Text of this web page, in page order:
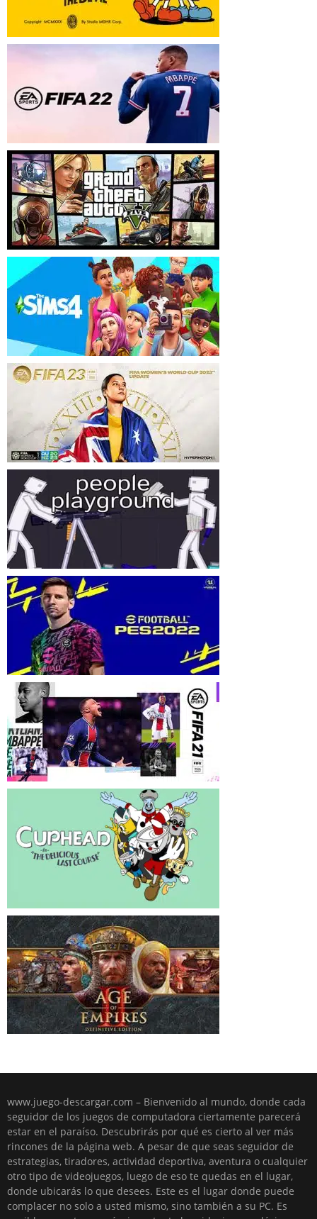
www.juego-descargar.com – Bienvenido al mundo, donde cada
seguidor de los juegos de computadora ciertamente parecerá
estar en el paraíso. Descubrirás por qué es cierto al ver más
rincones de la página web. A pesar de que seas seguidor de
estrategias, tiradores, actividad deportiva, aventura o cualquier
otro tipo de videojuegos, luego de eso te quedas en el lugar,
donde ubicarás lo que desees. Este es el lugar donde puede
complacer no solo a usted mismo, sino también a su PC. Es